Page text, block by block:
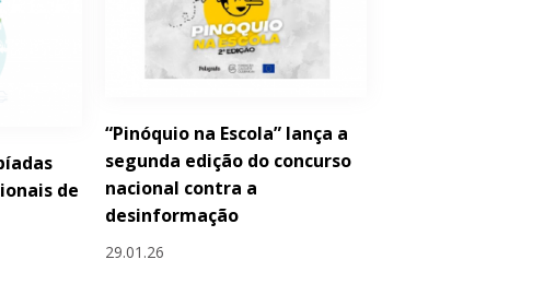
de
“Pinóquio na Escola” lança a
segunda edição do concurso
nacional contra a
desinformação
29.01.26